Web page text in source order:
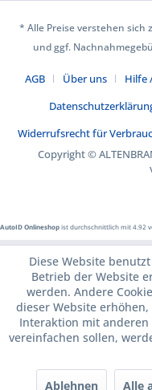
* Alle Preise verstehen
und ggf.
AGB Über uns Hilfe
Widerrufsrecht für
Copyright ©
AutoID Onlineshopist durchschnittlich mit4.92
Diese Website
Betrieb der Website
werden. Andere
dieser Website
Interaktion mit anderen
vereinfachen sollen,
Ablehnen Alle